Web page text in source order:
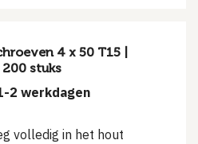
4 x 50 T15 |
200 stuks
2 werkdagen
volledig in het hout